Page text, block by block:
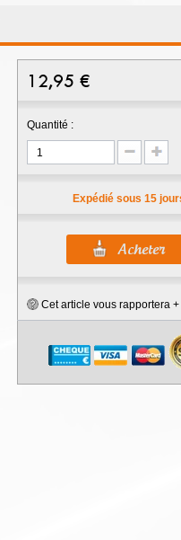
12,95 €
Quantité :
Expédié sous 15
Cet article vous rapportera +